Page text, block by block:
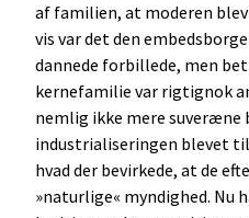
af familien, at moderen
vis var det den
dannede forbillede, men
kernefamilie var rigtignok
nemlig ikke mere suveræne
industrialiseringen blevet
hvad der bevirkede, at de
»naturlige« myndighed. Nu